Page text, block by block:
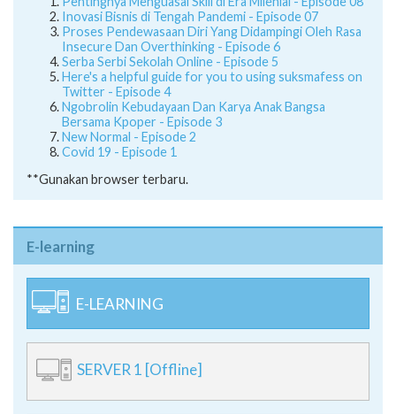
Pentingnya Menguasai Skill di Era Milenial - Episode 08
Inovasi Bisnis di Tengah Pandemi - Episode 07
Proses Pendewasaan Diri Yang Didampingi Oleh Rasa
Insecure Dan Overthinking - Episode 6
Serba Serbi Sekolah Online - Episode 5
Here's a helpful guide for you to using suksmafess on
Twitter - Episode 4
Ngobrolin Kebudayaan Dan Karya Anak Bangsa
Bersama Kpoper - Episode 3
New Normal - Episode 2
Covid 19 - Episode 1
**Gunakan browser terbaru.
E-learning
E-LEARNING
SERVER 1 [Offline]